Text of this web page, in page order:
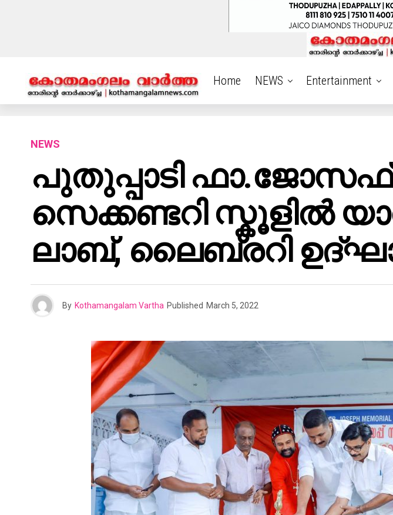
Home NEWS Entertainment
NEWS
പുതുപ്പാടി
സെക്കണ്ടറി സ്കൂളിൽ
ലാബ്, ലൈബ്രറി
By Kothamangalam Vartha Published March 5, 2022